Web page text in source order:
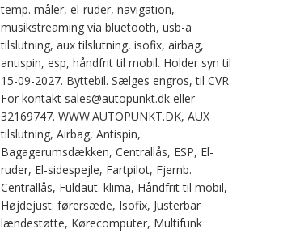
temp. måler, el-ruder, navigation,
musikstreaming via bluetooth, usb-a
tilslutning, aux tilslutning, isofix, airbag,
antispin, esp, håndfrit til mobil. Holder syn til
15-09-2027. Byttebil. Sælges engros, til CVR.
For kontakt sales@autopunkt.dk eller
32169747. WWW.AUTOPUNKT.DK, AUX
tilslutning, Airbag, Antispin,
Bagagerumsdækken, Centrallås, ESP, El-
ruder, El-sidespejle, Fartpilot, Fjernb.
Centrallås, Fuldaut. klima, Håndfrit til mobil,
Højdejust. førersæde, Isofix, Justerbar
lændestøtte, Kørecomputer, Multifunk